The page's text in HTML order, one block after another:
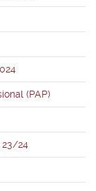
(PAP)
23/24